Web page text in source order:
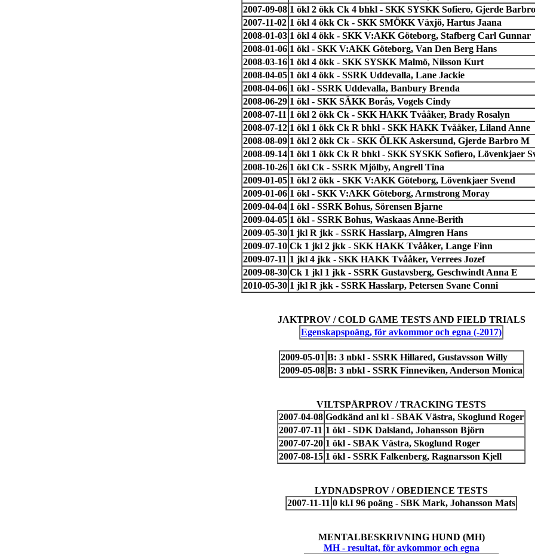
2007-09-08 1 ökl 2 ökk Ck 4 bhkl - SKK SYSKK Sofiero, Gjerde
2007-11-02 1 ökl 4 ökk Ck - SKK SMÖKK Växjö, Hartus Jaana
2008-01-03 1 ökl 4 ökk - SKK V:AKK Göteborg, Stafberg Carl Gunnar
2008-01-06 1 ökl - SKK V:AKK Göteborg, Van Den Berg Hans
2008-03-16 1 ökl 4 ökk - SKK SYSKK Malmö, Nilsson Kurt
2008-04-05 1 ökl 4 ökk - SSRK Uddevalla, Lane Jackie
2008-04-06 1 ökl - SSRK Uddevalla, Banbury Brenda
2008-06-29 1 ökl - SKK SÄKK Borås, Vogels Cindy
2008-07-11 1 ökl 2 ökk Ck - SKK HAKK Tvååker, Brady Rosalyn
2008-07-12 1 ökl 1 ökk Ck R bhkl - SKK HAKK Tvååker, Liland Anne
2008-08-09 1 ökl 2 ökk Ck - SKK ÖLKK Askersund, Gjerde Barbro M
2008-09-14 1 ökl 1 ökk Ck R bhkl - SKK SYSKK Sofiero, Lövenkjaer
2008-10-26 1 ökl Ck - SSRK Mjölby, Angrell Tina
2009-01-05 1 ökl 2 ökk - SKK V:AKK Göteborg, Lövenkjaer Svend
2009-01-06 1 ökl - SKK V:AKK Göteborg, Armstrong Moray
2009-04-04 1 ökl - SSRK Bohus, Sörensen Bjarne
2009-04-05 1 ökl - SSRK Bohus, Waskaas Anne-Berith
2009-05-30 1 jkl R jkk - SSRK Hasslarp, Almgren Hans
2009-07-10 Ck 1 jkl 2 jkk - SKK HAKK Tvååker, Lange Finn
2009-07-11 1 jkl 4 jkk - SKK HAKK Tvååker, Verrees Jozef
2009-08-30 Ck 1 jkl 1 jkk - SSRK Gustavsberg, Geschwindt Anna E
2010-05-30 1 jkl R jkk - SSRK Hasslarp, Petersen Svane Conni
JAKTPROV / COLD GAME TESTS AND FIELD TRIALS
Egenskapspoäng, för avkommor och egna (-2017)
2009-05-01 B: 3 nbkl - SSRK Hillared, Gustavsson Willy
2009-05-08 B: 3 nbkl - SSRK Finneviken, Anderson Monica
VILTSPÅRPROV / TRACKING TESTS
2007-04-08 Godkänd anl kl - SBAK Västra, Skoglund Roger
2007-07-11 1 ökl - SDK Dalsland, Johansson Björn
2007-07-20 1 ökl - SBAK Västra, Skoglund Roger
2007-08-15 1 ökl - SSRK Falkenberg, Ragnarsson Kjell
LYDNADSPROV / OBEDIENCE TESTS
2007-11-11 0 kl.I 96 poäng - SBK Mark, Johansson Mats
MENTALBESKRIVNING HUND (MH)
MH - resultat, för avkommor och egna